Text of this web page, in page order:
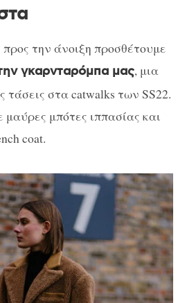
την άνοιξη προσθέτουμε
γκαρνταρόμπα μας, μια
τάσεις στα catwalks των SS22.
μπότες ιππασίας και
coat.